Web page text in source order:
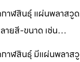
าฬสินธุ์ แผ่นพลาสวู
ายสี-ขนาด เช่น…
าฬสินธุ์ มีแผ่นพลาส